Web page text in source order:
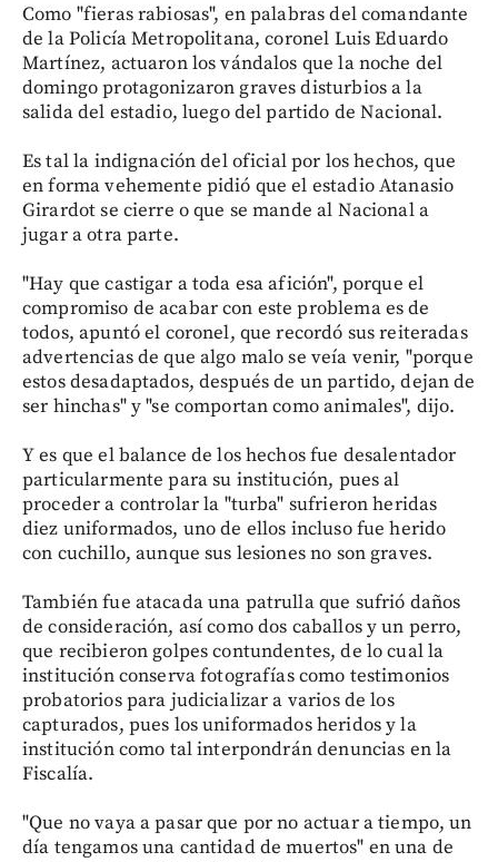
Como "fieras rabiosas", en palabras del comandante
de la Policía Metropolitana, coronel Luis Eduardo
Martínez, actuaron los vándalos que la noche del
domingo protagonizaron graves disturbios a la
salida del estadio, luego del partido de Nacional.
Es tal la indignación del oficial por los hechos, que
en forma vehemente pidió que el estadio Atanasio
Girardot se cierre o que se mande al Nacional a
jugar a otra parte.
"Hay que castigar a toda esa afición", porque el
compromiso de acabar con este problema es de
todos, apuntó el coronel, que recordó sus reiteradas
advertencias de que algo malo se veía venir, "porque
estos desadaptados, después de un partido, dejan de
ser hinchas" y "se comportan como animales", dijo.
Y es que el balance de los hechos fue desalentador
particularmente para su institución, pues al
proceder a controlar la "turba" sufrieron heridas
diez uniformados, uno de ellos incluso fue herido
con cuchillo, aunque sus lesiones no son graves.
También fue atacada una patrulla que sufrió daños
de consideración, así como dos caballos y un perro,
que recibieron golpes contundentes, de lo cual la
institución conserva fotografías como testimonios
probatorios para judicializar a varios de los
capturados, pues los uniformados heridos y la
institución como tal interpondrán denuncias en la
Fiscalía.
"Que no vaya a pasar que por no actuar a tiempo, un
día tengamos una cantidad de muertos" en una de